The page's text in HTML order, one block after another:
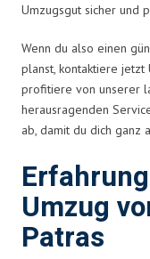
Umzugsgut sicher und
Wenn du also einen
planst, kontaktiere
profitiere von unserer
herausragenden
ab, damit du dich ganz
Umzug
Patras